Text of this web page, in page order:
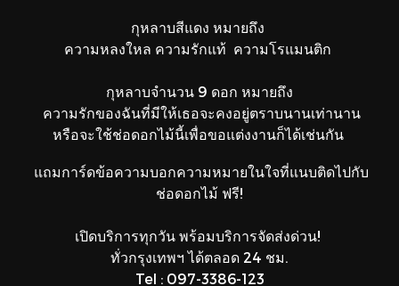
กุหลาบสีแดง หมายถึง
ความหลงใหล ความรักแท้ ความโรแมนติก
กุหลาบจำนวน 9 ดอก หมายถึง
ความรักของฉันที่มีให้เธอจะคงอยู่ตราบนานเท่านาน
หรือจะใช้ช่อดอกไม้นี้เพื่อขอแต่งงานก็ได้เช่นกัน
แถมการ์ดข้อความบอกความหมายในใจที่แนบติดไปกับ
ช่อดอกไม้ ฟรี!
เปิดบริการทุกวัน พร้อมบริการจัดส่งด่วน!
ทั่วกรุงเทพฯ ได้ตลอด 24 ชม.
Tel : 097-3386-123